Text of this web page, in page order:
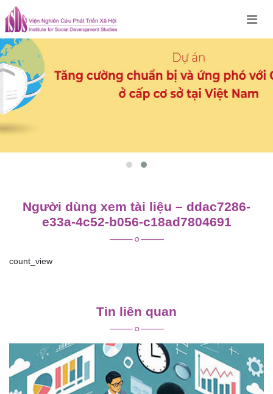
Skip
to
content
Người dùng xem tài liệu – ddac7286-
e33a-4c52-b056-c18ad7804691
count_view
viết
Tin liên quan